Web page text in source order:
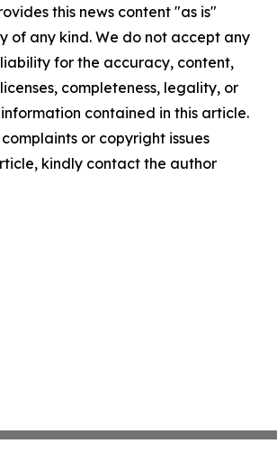
this news content "as is"
of any kind. We do not accept any
for the accuracy, content,
completeness, legality, or
contained in this article.
or copyright issues
kindly contact the author